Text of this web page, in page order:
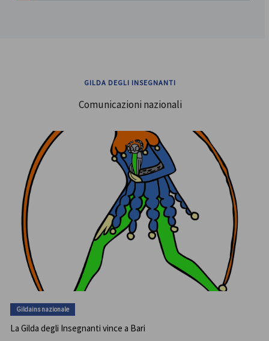
GILDA DEGLI INSEGNANTI
Comunicazioni nazionali
Gildains nazionale
La Gilda degli Insegnanti vince a Bari